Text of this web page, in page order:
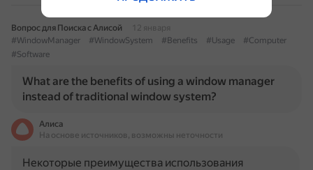
Вопрос для Поиска с Алисой
12 января
#WindowManager
#WindowSystem #Benefits #Usage
#Computer
#Software
What are the benefits of using a window manager
instead of traditional window system?
Алиса
На основе источников, возможны неточности
Некоторые преимущества использования